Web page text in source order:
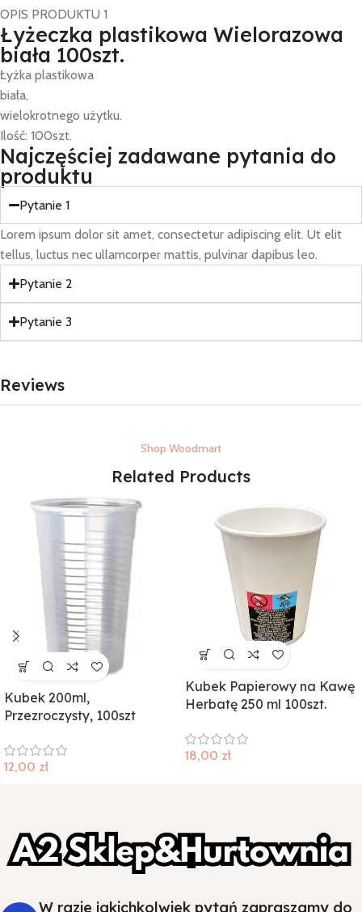
OPIS PRODUKTU 1
Łyżeczka plastikowa Wielorazowa
biała 100szt.
Łyżka plastikowa
biała,
wielokrotnego użytku.
Ilość: 100szt.
Najczęściej zadawane pytania do
produktu
Pytanie 1
Lorem ipsum dolor sit amet, consectetur adipiscing elit. Ut elit
tellus, luctus nec ullamcorper mattis, pulvinar dapibus leo.
Pytanie 2
Pytanie 3
Reviews
Shop Woodmart
Related Products
Kubek 200ml,
Przezroczysty, 100szt
12,00 zł
Kubek Papierowy na Kawę
Herbatę 250 ml 100szt.
18,00 zł
W razie jakichkolwiek pytań zapraszamy do